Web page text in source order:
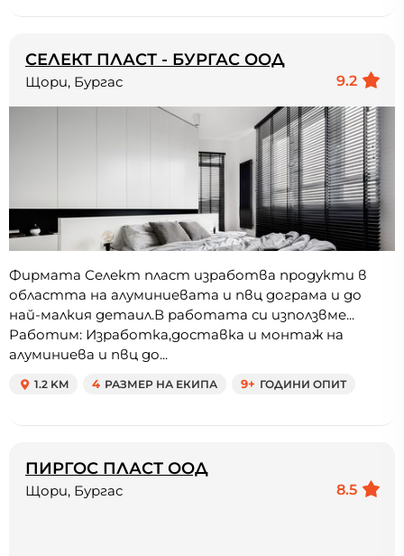
СЕЛЕКТ ПЛАСТ - БУРГАС ООД
9.2
Щори, Бургас
Фирмата Селект пласт изработва продукти в
областта на алуминиевата и пвц дограма и до
най-малкия детаил.В работата си използвме...
Работим: Изработка,доставка и монтаж на
алуминиева и пвц до...
1.2 KM 4 РАЗМЕР НА ЕКИПА 9+ ГОДИНИ ОПИТ
ПИРГОС ПЛАСТ ООД
8.5
Щори, Бургас